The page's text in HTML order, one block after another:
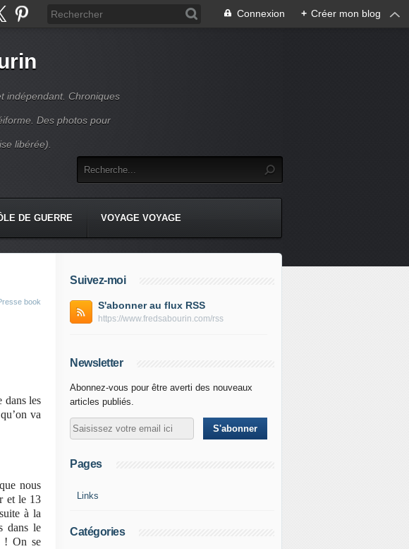
Connexion + Créer mon blog
indépendant. Chroniques
Des photos pour
libérée).
DE GUERRE VOYAGE VOYAGE
book
dans les
va
nous
et le 13
à la
dans le
! On se
Suivez-moi
S'abonner au flux RSS
https://www.fredsabourin.com/rss
Newsletter
Abonnez-vous pour être averti des nouveaux
articles publiés.
Pages
Links
Catégories